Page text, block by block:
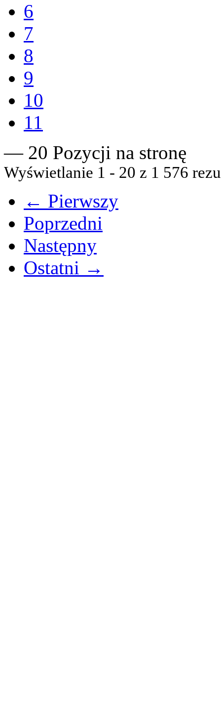
6
7
8
9
10
11
— 20 Pozycji na stronę
Wyświetlanie 1 - 20 z 1 576
← Pierwszy
Poprzedni
Następny
Ostatni →